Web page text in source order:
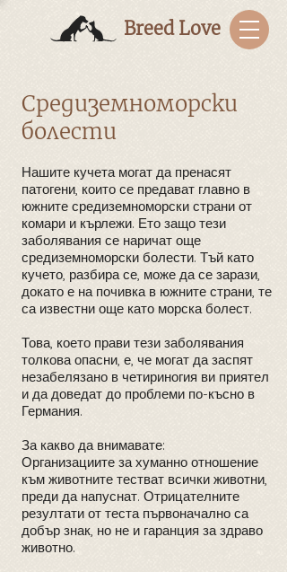
Breed Love
Средиземноморски
болести
Нашите кучета могат да пренасят
патогени, които се предават главно в
южните средиземноморски страни от
комари и кърлежи. Ето защо тези
заболявания се наричат още
средиземноморски болести. Тъй като
кучето, разбира се, може да се зарази,
докато е на почивка в южните страни, те
са известни още като морска болест.
Това, което прави тези заболявания
толкова опасни, е, че могат да заспят
незабелязано в четириногия ви приятел
и да доведат до проблеми по-късно в
Германия.
За какво да внимавате:
Организациите за хуманно отношение
към животните тестват всички животни,
преди да напуснат. Отрицателните
резултати от теста първоначално са
добър знак, но не и гаранция за здраво
животно.